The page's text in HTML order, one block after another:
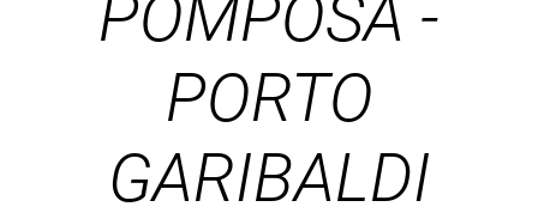
POMPOSA -
PORTO
GARIBALDI